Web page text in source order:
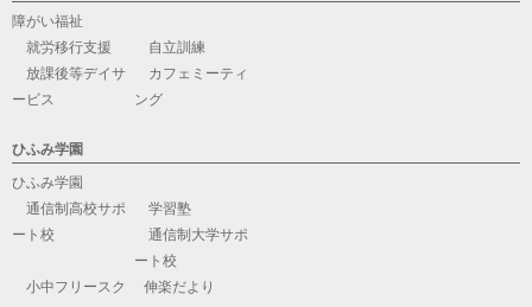
障がい福祉
就労移行支援
自立訓練
放課後等デイサ
ービス
カフェミーティ
ング
ひふみ学園
ひふみ学園
通信制高校サポ
ート校
学習塾
通信制大学サポ
ート校
小中フリースク
伸楽だより